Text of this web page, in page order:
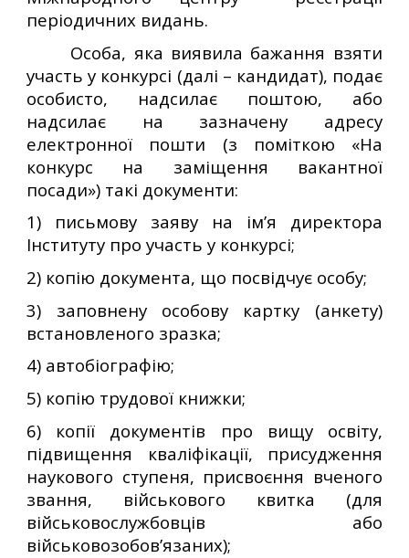
періодичних видань.
Особа, яка виявила бажання взяти
участь у конкурсі (далі – кандидат), подає
особисто, надсилає поштою, або
надсилає на зазначену адресу
електронної пошти (з поміткою «На
конкурс на заміщення вакантної
посади») такі документи:
1) письмову заяву на ім’я директора
Інституту про участь у конкурсі;
2) копію документа, що посвідчує особу;
3) заповнену особову картку (анкету)
встановленого зразка;
4) автобіографію;
5) копію трудової книжки;
6) копії документів про вищу освіту,
підвищення кваліфікації, присудження
наукового ступеня, присвоєння вченого
звання, військового квитка (для
військовослужбовців або
військовозобов’язаних);